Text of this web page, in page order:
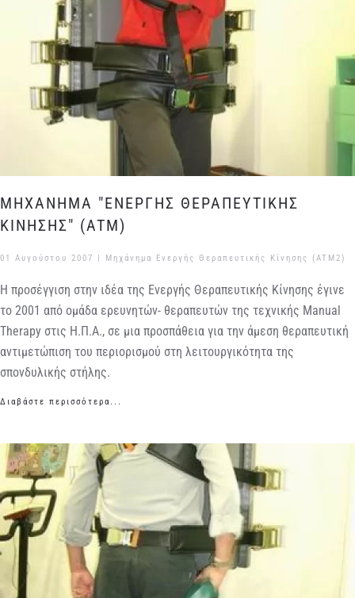
ΜΗΧΑΝΗΜΑ "ΕΝΕΡΓΗΣ ΘΕΡΑΠΕΥΤΙΚΗΣ
ΚΙΝΗΣΗΣ" (ATM)
01 Αυγούστου 2007 | Μηχάνημα Ενεργής Θεραπευτικής Κίνησης (ATM2)
Η προσέγγιση στην ιδέα της Ενεργής Θεραπευτικής Κίνησης έγινε
το 2001 από ομάδα ερευνητών- θεραπευτών της τεχνικής Manual
Therapy στις Η.Π.Α., σε μια προσπάθεια για την άμεση θεραπευτική
αντιμετώπιση του περιορισμού στη λειτουργικότητα της
σπονδυλικής στήλης.
Διαβάστε περισσότερα...